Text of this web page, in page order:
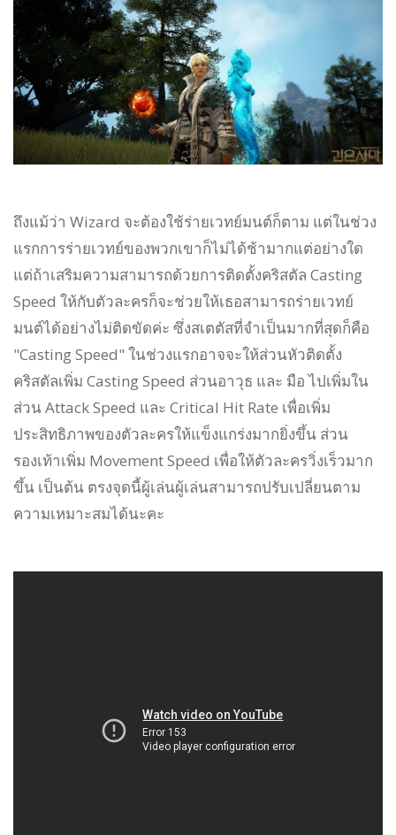
ถึงแม้ว่า Wizard จะต้องใช้ร่ายเวทย์มนต์ก็ตาม แต่ในช่วง
แรกการร่ายเวทย์ของพวกเขาก็ไม่ได้ช้ามากแต่อย่างใด
แต่ถ้าเสริมความสามารถด้วยการติดตั้งคริสตัล Casting
Speed ให้กับตัวละครก็จะช่วยให้เธอสามารถร่ายเวทย์
มนต์ได้อย่างไม่ติดขัดค่ะ ซึ่งสเตตัสที่จำเป็นมากที่สุดก็คือ
"Casting Speed" ในช่วงแรกอาจจะให้ส่วนหัวติดตั้ง
คริสตัลเพิ่ม Casting Speed ส่วนอาวุธ และ มือ ไปเพิ่มใน
ส่วน Attack Speed และ Critical Hit Rate เพื่อเพิ่ม
ประสิทธิภาพของตัวละครให้แข็งแกร่งมากยิ่งขึ้น ส่วน
รองเท้าเพิ่ม Movement Speed เพื่อให้ตัวละครวิ่งเร็วมาก
ขึ้น เป็นต้น ตรงจุดนี้ผู้เล่นผู้เล่นสามารถปรับเปลี่ยนตาม
ความเหมาะสมได้นะคะ